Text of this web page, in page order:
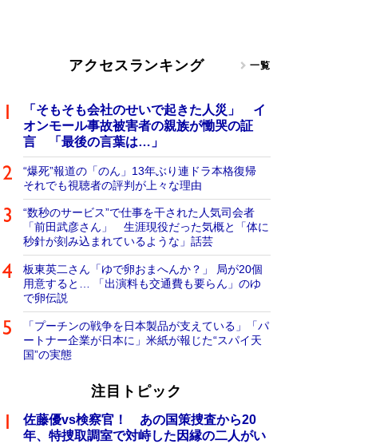
アクセスランキング 一覧
「そもそも会社のせいで起きた人災」 イ
オンモール事故被害者の親族が慟哭の証
言 「最後の言葉は…」
“爆死”報道の「のん」13年ぶり連ドラ本格復帰
それでも視聴者の評判が上々な理由
“数秒のサービス”で仕事を干された人気司会者
「前田武彦さん」 生涯現役だった気概と「体に
秒針が刻み込まれているような」話芸
板東英二さん「ゆで卵おまへんか？」 局が20個
用意すると… 「出演料も交通費も要らん」のゆ
で卵伝説
「プーチンの戦争を日本製品が支えている」「パ
ートナー企業が日本に」米紙が報じた“スパイ天
国”の実態
注目トピック
佐藤優vs検察官！ あの国策捜査から20
年、特捜取調室で対峙した因縁の二人がい